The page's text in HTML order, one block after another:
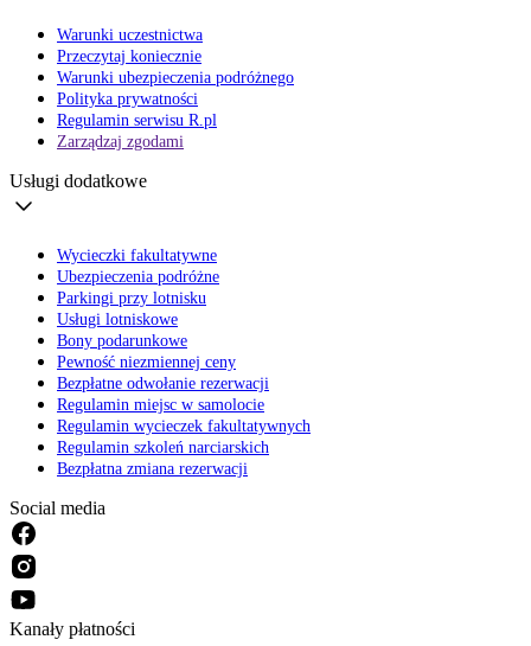
Warunki uczestnictwa
Przeczytaj koniecznie
Warunki ubezpieczenia podróżnego
Polityka prywatności
Regulamin serwisu R.pl
Zarządzaj zgodami
Usługi dodatkowe
Wycieczki fakultatywne
Ubezpieczenia podróżne
Parkingi przy lotnisku
Usługi lotniskowe
Bony podarunkowe
Pewność niezmiennej ceny
Bezpłatne odwołanie rezerwacji
Regulamin miejsc w samolocie
Regulamin wycieczek fakultatywnych
Regulamin szkoleń narciarskich
Bezpłatna zmiana rezerwacji
Social media
Kanały płatności